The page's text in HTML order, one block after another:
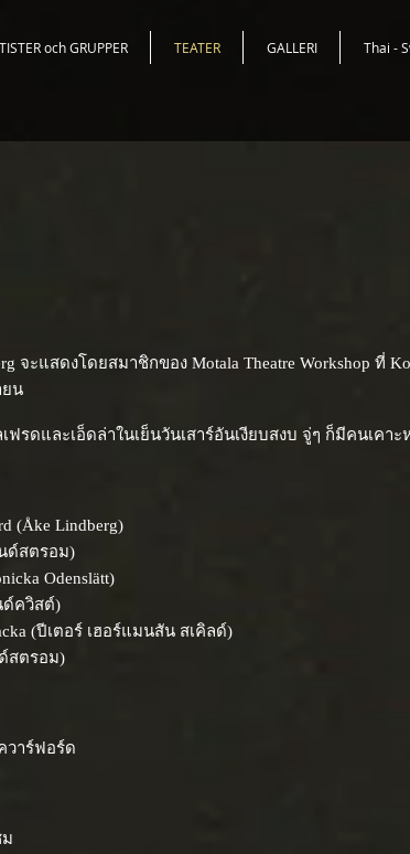
och GRUPPER TEATER GALLERI Thai -
จะแสดงโดยสมาชิกของ Motala Theatre Workshop ที่
น
รดและเอ็ดล่าในเย็นวันเสาร์อันเงียบสงบ จู่ๆ ก็มีคนเคาะ
(Åke Lindberg)
ด์สตรอม)
Odenslätt)
ด์ควิสต์)
(ปีเตอร์ เฮอร์แมนสัน สเคิลด์)
สตรอม)
วาร์ฟอร์ด